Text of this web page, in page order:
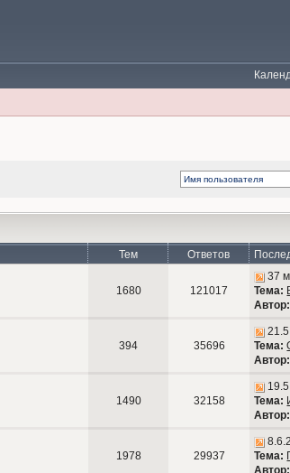
Тем Ответов
1680 121017
37
Тема:
Автор:
394 35696
Тема:
Автор:
1490 32158
Тема:
Автор:
1978 29937
Тема:
Автор: